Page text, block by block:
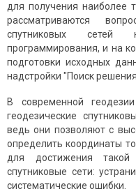
для получения наиболее
рассматриваются
спутниковых сетей
программирования, и на
подготовки исходных
надстройки "Поиск
В современной
геодезические
ведь они позволяют с
определить координаты
для достижения такой
спутниковые сети:
систематические ошибки.